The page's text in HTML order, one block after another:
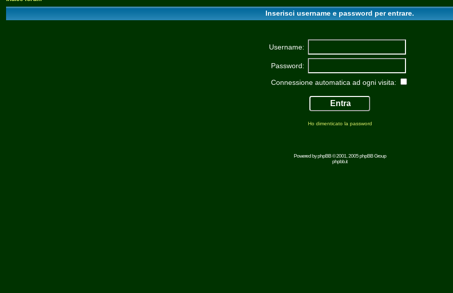
Inserisci username e password per entrare.
Username:
Password:
Connessione automatica ad ogni visita:
Ho dimenticato la password
Powered byphpBB© 2001, 2005 phpBB Group
phpbb.it